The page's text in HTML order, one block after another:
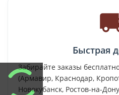
Быстрая
Забирайте заказы
(Армавир, Краснодар,
Новокубанск, Ростов-на-